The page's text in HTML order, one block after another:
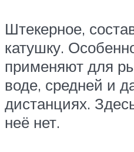
Штекерное,
катушку.
применяют для
воде, средней и
дистанциях.
неё нет.